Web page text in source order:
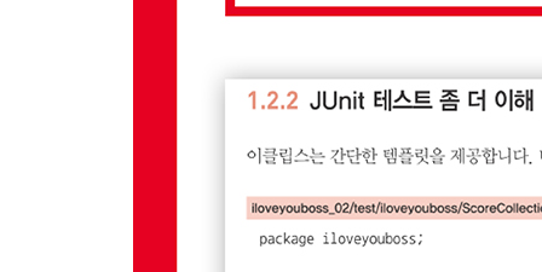
14장 프로젝트에서 테스트
14.2 팀과 같은 편 되기
__14.2.1 단위 테스트 표준 만들기
__14.2.3 짝 프로그래밍을 이용한 리뷰
14.3 지속적 통합으로 수렴
14.4 코드 커버리지